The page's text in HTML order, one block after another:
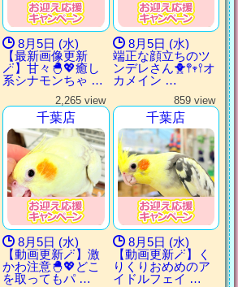
8月5日 (水)
【最新画像更新
🪄】甘々🐣💖癒し
系シナモンちゃ …
8月5日 (水)
端正な顔立ちのツ
ンデレさん🐥𖤣𖥧𖥣オ
カメイン …
2,265 view
千葉店
8月5日 (水)
【動画更新🪄】激
かわ注意🐣💖どこ
を取ってもパ …
859 view
千葉店
8月5日 (水)
【動画更新🪄】く
りくりおめめのア
イドルフェイ …